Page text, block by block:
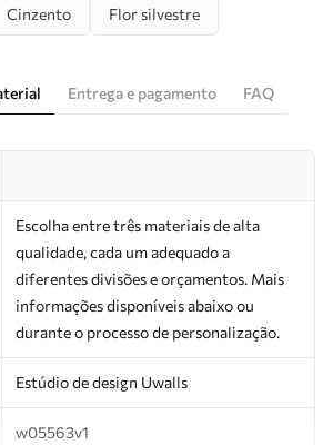
Cinzento Flor silvestre
Entrega e pagamento FAQ
Escolha entre três materiais de alta
qualidade, cada um adequado a
diferentes divisões e orçamentos. Mais
informações disponíveis abaixo ou
durante o processo de personalização.
Estúdio de design Uwalls
w05563v1